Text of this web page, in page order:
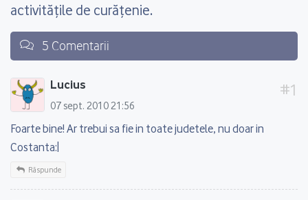
activitățile de curățenie.
5 Comentarii
Lucius
07 sept. 2010 21:56
Foarte bine! Ar trebui sa fie in toate judetele, nu doar in
Costanta:|
Răspunde